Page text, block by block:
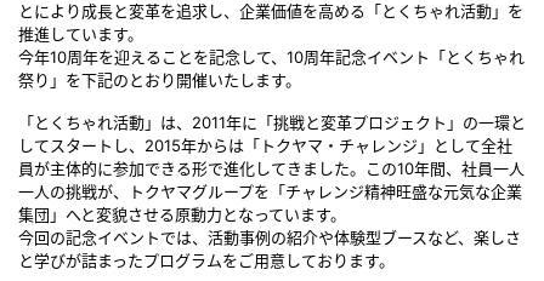
とにより成長と変革を追求し、企業価値を高める「とくちゃれ活動」を
推進しています。
今年10周年を迎えることを記念して、10周年記念イベント「とくちゃれ
祭り」を下記のとおり開催いたします。
「とくちゃれ活動」は、2011年に「挑戦と変革プロジェクト」の一環と
してスタートし、2015年からは「トクヤマ・チャレンジ」として全社
員が主体的に参加できる形で進化してきました。この10年間、社員一人
一人の挑戦が、トクヤマグループを「チャレンジ精神旺盛な元気な企業
集団」へと変貌させる原動力となっています。
今回の記念イベントでは、活動事例の紹介や体験型ブースなど、楽しさ
と学びが詰まったプログラムをご用意しております。